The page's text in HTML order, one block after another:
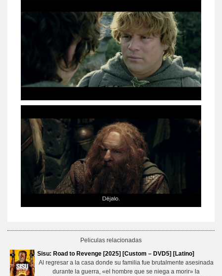
Peliculas relacionadas
Sisu: Road to Revenge [2025] [Custom – DVD5] [Latino]
Al regresar a la casa donde su familia fue brutalmente asesinada
durante la guerra, «el hombre que se niega a morir» la